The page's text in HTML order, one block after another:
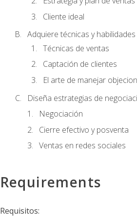
Cliente ideal
Adquiere técnicas y
Técnicas de ventas
Captación de clientes
El arte de manejar
Diseña estrategias de
Negociación
Cierre efectivo y posventa
Ventas en redes sociales
Requirements
Requisitos: